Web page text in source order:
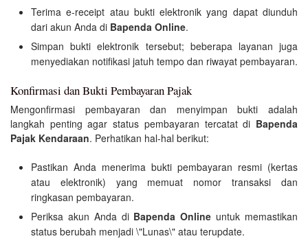
Terima e-receipt atau bukti elektronik yang dapat diunduh
dari akun Anda di Bapenda Online.
Simpan bukti elektronik tersebut; beberapa layanan juga
menyediakan notifikasi jatuh tempo dan riwayat pembayaran.
Konfirmasi dan Bukti Pembayaran Pajak
Mengonfirmasi pembayaran dan menyimpan bukti adalah
langkah penting agar status pembayaran tercatat di Bapenda
Pajak Kendaraan. Perhatikan hal-hal berikut:
Pastikan Anda menerima bukti pembayaran resmi (kertas
atau elektronik) yang memuat nomor transaksi dan
ringkasan pembayaran.
Periksa akun Anda di Bapenda Online untuk memastikan
status berubah menjadi \"Lunas\" atau terupdate.